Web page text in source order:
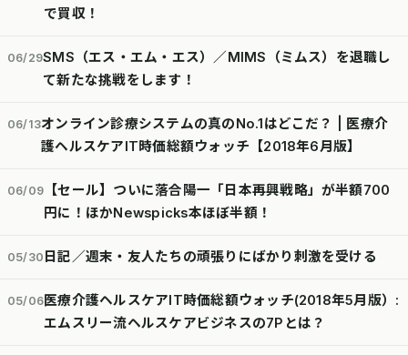
で買収！
06/29SMS（エス・エム・エス）／MIMS（ミムス）を退職し
て新たな挑戦をします！
06/13オンライン診療システムの真のNo.1はどこだ？ | 医療介
護ヘルスケアIT時価総額ウォッチ【2018年6月版】
06/09
【セール】ついに落合陽一「日本再興戦略」が半額700
円に！ほかNewspicks本ほぼ半額！
05/30 日記／週末・友人たちの頑張りにばかり刺激を受ける
05/06医療介護ヘルスケアIT時価総額ウォッチ(2018年5月版）:
エムスリー流ヘルスケアビジネスの7Pとは？